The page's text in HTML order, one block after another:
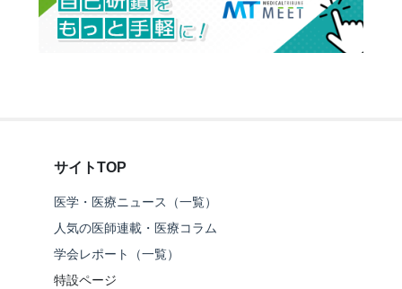
サイトTOP
医学・医療ニュース（一覧）
人気の医師連載・医療コラム
学会レポート（一覧）
特設ページ